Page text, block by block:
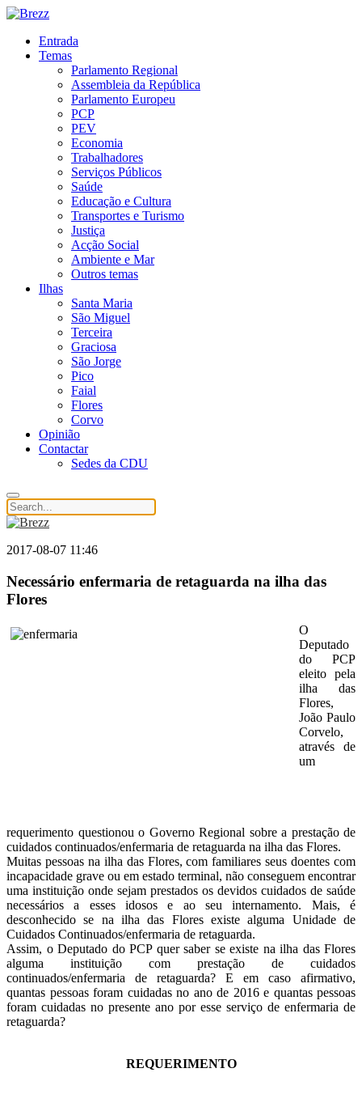
Entrada
Temas
Parlamento Regional
Assembleia da República
Parlamento Europeu
PCP
PEV
Economia
Trabalhadores
Serviços Públicos
Saúde
Educação e Cultura
Transportes e Turismo
Justiça
Acção Social
Ambiente e Mar
Outros temas
Ilhas
Santa Maria
São Miguel
Terceira
Graciosa
São Jorge
Pico
Faial
Flores
Corvo
Opinião
Contactar
Sedes da CDU
2017-08-07 11:46
Necessário enfermaria de retaguarda na ilha das
Flores
O
Deputado
do PCP
eleito pela
ilha das
Flores,
João Paulo
Corvelo,
através de
um
requerimento questionou o Governo Regional sobre a prestação de
cuidados continuados/enfermaria de retaguarda na ilha das Flores.
Muitas pessoas na ilha das Flores, com familiares seus doentes com
incapacidade grave ou em estado terminal, não conseguem encontrar
uma instituição onde sejam prestados os devidos cuidados de saúde
necessários a esses idosos e ao seu internamento. Mais, é
desconhecido se na ilha das Flores existe alguma Unidade de
Cuidados Continuados/enfermaria de retaguarda.
Assim, o Deputado do PCP quer saber se existe na ilha das Flores
alguma instituição com prestação de cuidados
continuados/enfermaria de retaguarda? E em caso afirmativo,
quantas pessoas foram cuidadas no ano de 2016 e quantas pessoas
foram cuidadas no presente ano por esse serviço de enfermaria de
retaguarda?
REQUERIMENTO